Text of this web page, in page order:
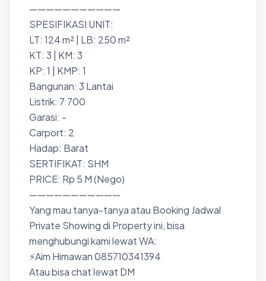
———————————
SPESIFIKASI UNIT:
LT: 124 m² | LB: 250 m²
KT: 3 | KM: 3
KP: 1 | KMP: 1
Bangunan: 3 Lantai
Listrik: 7.700
Garasi: -
Carport: 2
Hadap: Barat
SERTIFIKAT: SHM
PRICE: Rp 5 M (Nego)
———————————
Yang mau tanya-tanya atau Booking Jadwal
Private Showing di Property ini, bisa
menghubungi kami lewat WA:
⚡Aim Himawan 085710341394
Atau bisa chat lewat DM